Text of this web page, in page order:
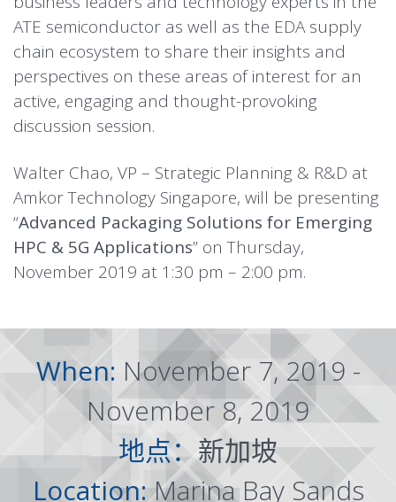
ATE semiconductor as well as the EDA supply
chain ecosystem to share their insights and
perspectives on these areas of interest for an
active, engaging and thought-provoking
discussion session.
Walter Chao, VP – Strategic Planning & R&D at
Amkor Technology Singapore, will be presenting
“Advanced Packaging Solutions for Emerging
HPC & 5G Applications” on Thursday,
November 2019 at 1:30 pm – 2:00 pm.
When: November 7, 2019 -
November 8, 2019
地点：新加坡
Location: Marina Bay Sands